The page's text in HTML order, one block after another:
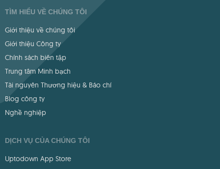
TÌM HIỂU VỀ CHÚNG TÔI
Giới thiệu về chúng tôi
Giới thiệu Công ty
Chính sách biên tập
Trung tâm Minh bạch
Tài nguyên Thương hiệu & Báo chí
Blog công ty
Nghề nghiệp
DỊCH VỤ CỦA CHÚNG TÔI
Uptodown App Store